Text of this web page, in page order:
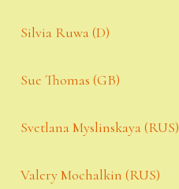
Silvia Ruwa (D)
Sue Thomas (GB)
Svetlana Myslinskaya (RUS)
Valery Mochalkin (RUS)